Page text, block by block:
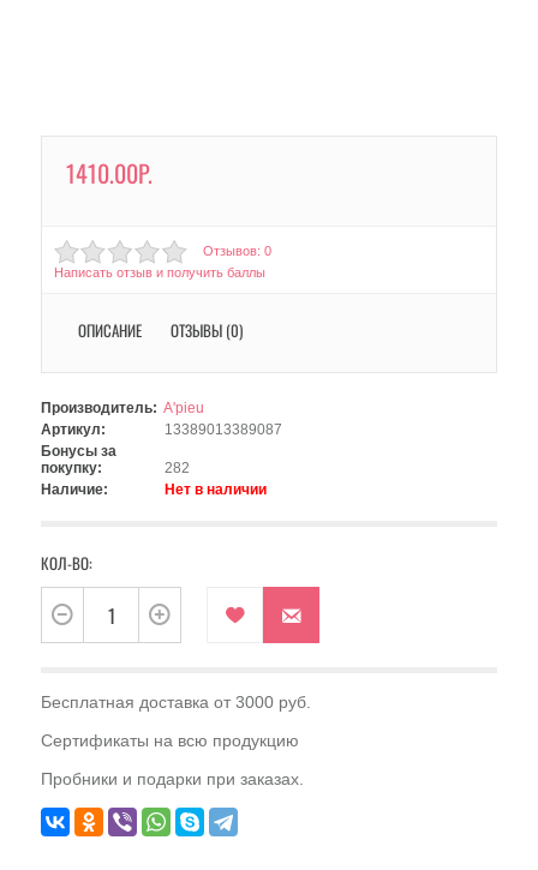
1410.00Р.
Отзывов: 0
Написать отзыв и получить баллы
ОПИСАНИЕ ОТЗЫВЫ (0)
Производитель: A'pieu
Артикул:
13389013389087
Бонусы за
покупку:
282
Наличие:
Нет в наличии
КОЛ-ВО:
Бесплатная доставка от 3000 руб.
Сертификаты на всю продукцию
Пробники и подарки при заказах.